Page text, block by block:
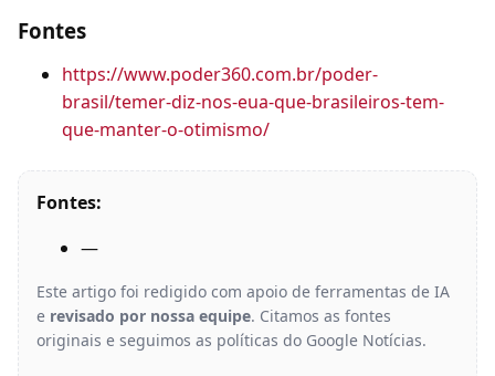
Fontes
https://www.poder360.com.br/poder-
brasil/temer-diz-nos-eua-que-brasileiros-tem-
que-manter-o-otimismo/
Fontes:
—
Este artigo foi redigido com apoio de ferramentas de IA
e revisado por nossa equipe. Citamos as fontes
originais e seguimos as políticas do Google Notícias.